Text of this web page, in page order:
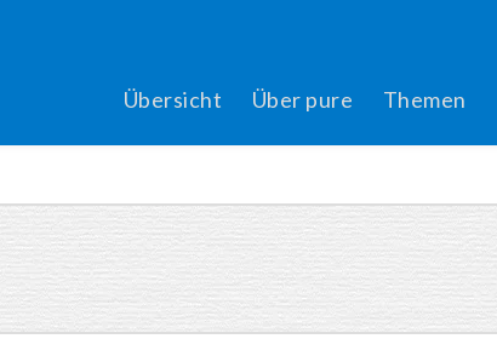
Übersicht Über pure Themen